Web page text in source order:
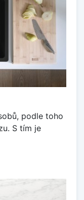
podle toho
S tím je